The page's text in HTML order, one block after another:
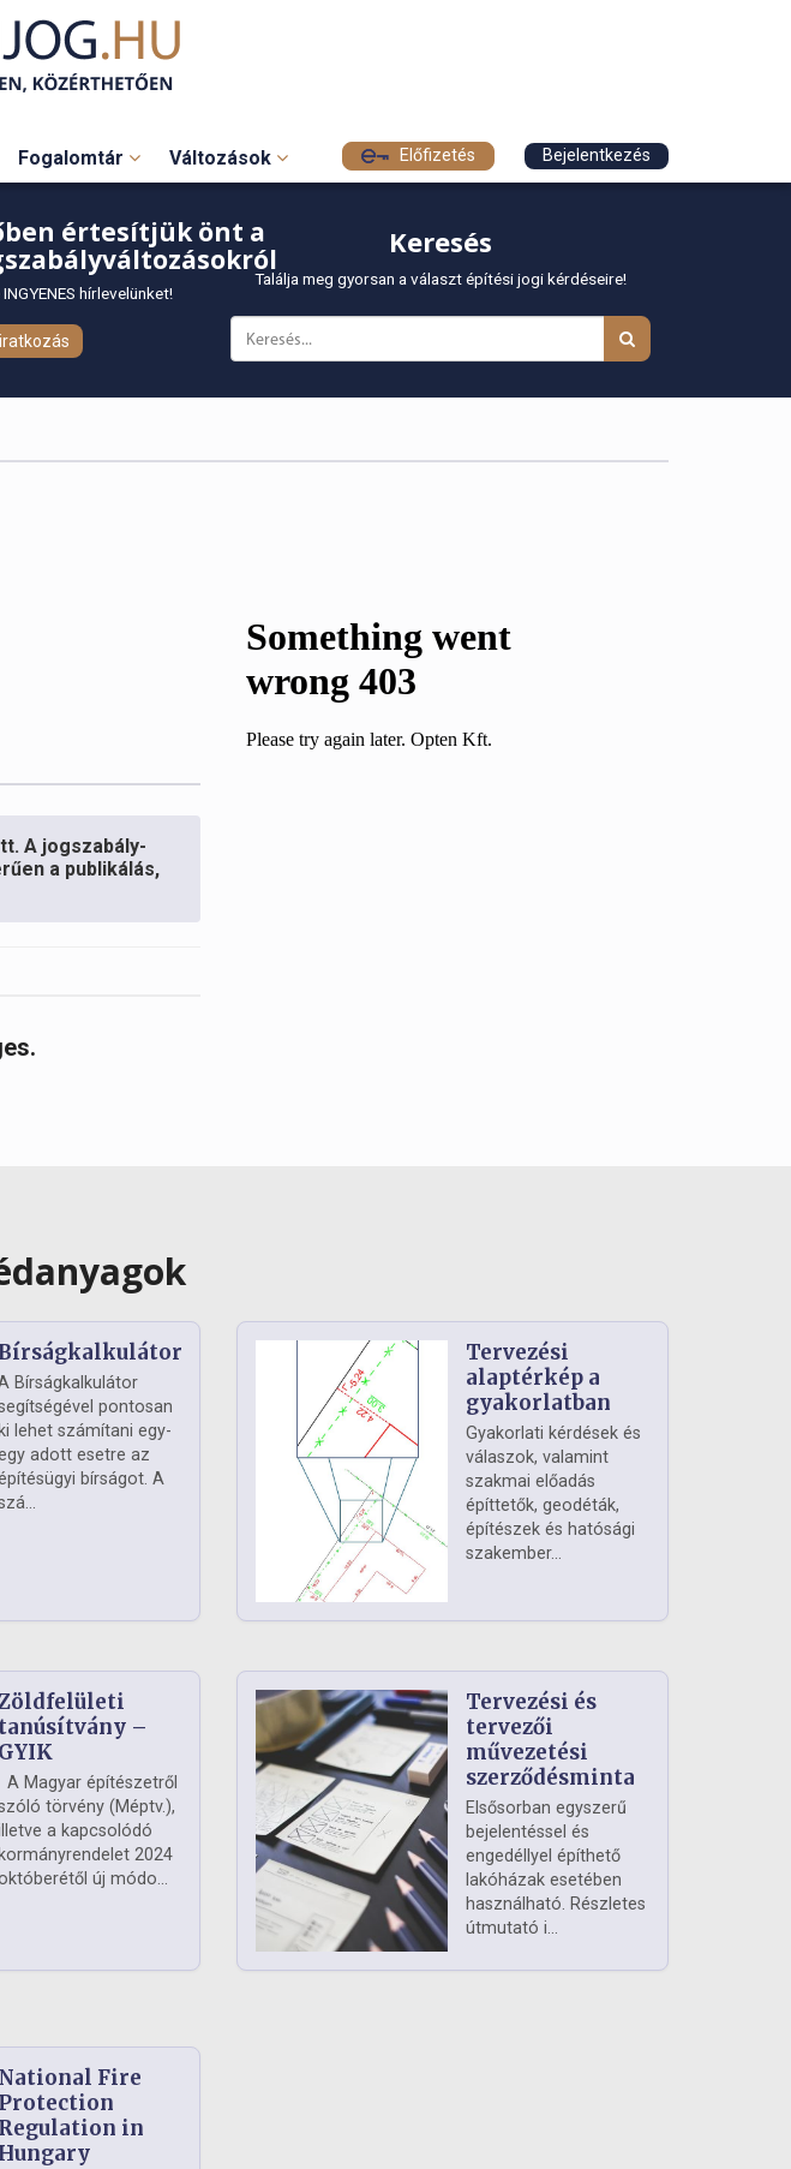
Fogalomtár Változások Előfizetés Bejelentkezés
értesítjük önt a
hírlevelünket!
Keresés
Találja meg gyorsan a választ építési jogi kérdéseire!
A jogszabály-
a publikálás,
Bírságkalkulátor
pontosan
ki lehet számítani egy-
adott esetre az
bírságot. A
Tervezési
alaptérkép a
gyakorlatban
Gyakorlati kérdések és
válaszok, valamint
szakmai előadás
építtetők, geodéták,
építészek és hatósági
szakember...
tanúsítvány –
GYIK
A Magyar építészetről
törvény (Méptv.),
a kapcsolódó
kormányrendelet 2024
új módo...
Tervezési és
tervezői
művezetési
szerződésminta
Elsősorban egyszerű
bejelentéssel és
engedéllyel építhető
lakóházak esetében
használható. Részletes
útmutató i...
National Fire
Protection
Regulation in
Hungary